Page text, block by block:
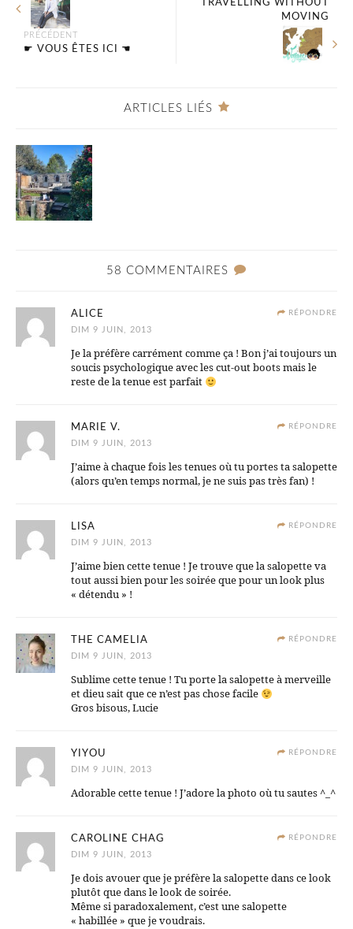
PRÉCÉDENT
☛ VOUS ÊTES ICI ☚
TRAVELLING WITHOUT
MOVING
ARTICLES LIÉS
58 COMMENTAIRES
RÉPONDRE
ALICE
DIM 9 JUIN, 2013
Je la préfère carrément comme ça ! Bon j’ai toujours un
soucis psychologique avec les cut-out boots mais le
reste de la tenue est parfait
RÉPONDRE
MARIE V.
DIM 9 JUIN, 2013
J’aime à chaque fois les tenues où tu portes ta salopette
(alors qu’en temps normal, je ne suis pas très fan) !
RÉPONDRE
LISA
DIM 9 JUIN, 2013
J’aime bien cette tenue ! Je trouve que la salopette va
tout aussi bien pour les soirée que pour un look plus
« détendu » !
RÉPONDRE
THE CAMELIA
DIM 9 JUIN, 2013
Sublime cette tenue ! Tu porte la salopette à merveille
et dieu sait que ce n’est pas chose facile
Gros bisous, Lucie
RÉPONDRE
YIYOU
DIM 9 JUIN, 2013
Adorable cette tenue ! J’adore la photo où tu sautes ^_^
RÉPONDRE
CAROLINE CHAG
DIM 9 JUIN, 2013
Je dois avouer que je préfère la salopette dans ce look
plutôt que dans le look de soirée.
Même si paradoxalement, c’est une salopette
« habillée » que je voudrais.